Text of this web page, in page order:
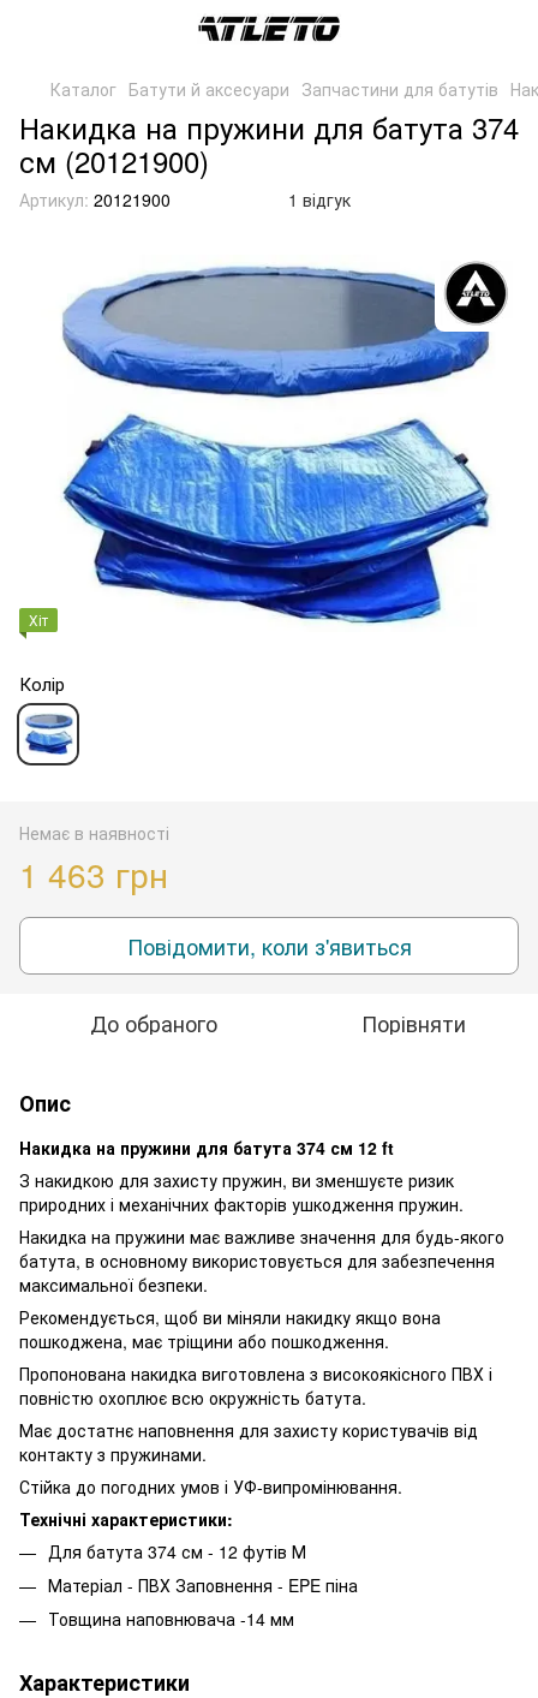
Каталог Батути й аксесуари Запчастини для батутів
Накидка на пружини для батута 374
см (20121900)
Артикул: 20121900 1 відгук
Хіт
Колір
Немає в наявності
1 463 грн
Повідомити, коли з'явиться
До обраного Порівняти
Опис
Накидка на пружини для батута 374 см 12 ft
З накидкою для захисту пружин, ви зменшуєте ризик
природних і механічних факторів ушкодження пружин.
Накидка на пружини має важливе значення для будь-якого
батута, в основному використовується для забезпечення
максимальної безпеки.
Рекомендується, щоб ви міняли накидку якщо вона
пошкоджена, має тріщини або пошкодження.
Пропонована накидка виготовлена з високоякісного ПВХ і
повністю охоплює всю окружність батута.
Має достатнє наповнення для захисту користувачів від
контакту з пружинами.
Стійка до погодних умов і УФ-випромінювання.
Технічні характеристики:
Для батута 374 см - 12 футів М
Матеріал - ПВХ Заповнення - EPE піна
Товщина наповнювача -14 мм
Характеристики